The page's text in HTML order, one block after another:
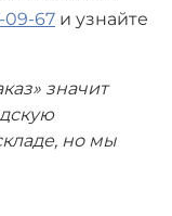
09-67 и узнайте
значит
но мы